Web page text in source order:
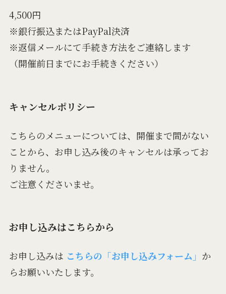
4,500円
※銀行振込またはPayPal決済
※返信メールにて手続き方法をご連絡します
（開催前日までにお手続きください）
キャンセルポリシー
こちらのメニューについては、開催まで間がない
ことから、お申し込み後のキャンセルは承ってお
りません。
ご注意くださいませ。
お申し込みはこちらから
お申し込みは こちらの 「お申し込みフォーム」 か
らお願いいたします。